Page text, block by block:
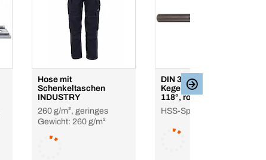
Hose mit
Schenkeltaschen
INDUSTRY
260 g/m², geringes
Gewicht: 260 g/m²
DIN 338,
Kegelmantelschliff
118°, rollgewalzt
HSS-Spiralbohrer